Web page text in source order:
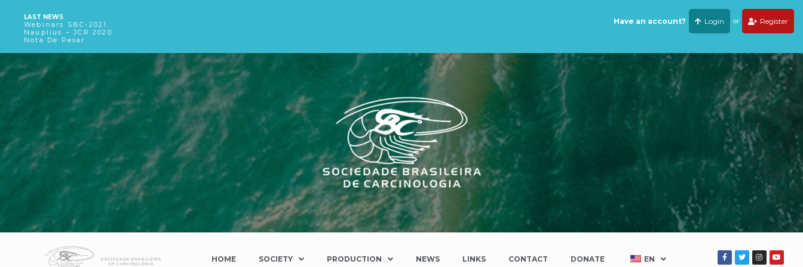
LAST NEWS
Webinars SBC-2021
Nauplius – JCR 2020
Nota De Pesar
Have an account? Login or Register
HOME SOCIETY PRODUCTION NEWS LINKS CONTACT DONATE EN